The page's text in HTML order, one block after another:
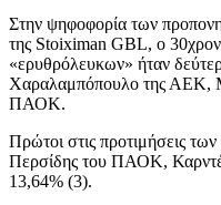
Στην ψηφοφορία των
της Stoiximan GBL, ο
«ερυθρόλευκων» ήταν
Χαραλαμπόπουλο της ΑΕΚ,
ΠΑΟΚ.
Πρώτοι στις προτιμήσεις
Περσίδης του ΠΑΟΚ,
13,64% (3).